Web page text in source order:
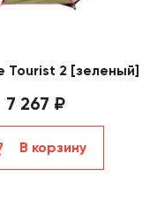
Tourist 2 [зеленый]
7 267 ₽
В корзину